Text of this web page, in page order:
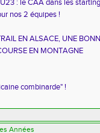
: le CAA dans les
nos 2 équipes !
EN ALSACE, UNE
EN MONTAGNE
combinarde" !